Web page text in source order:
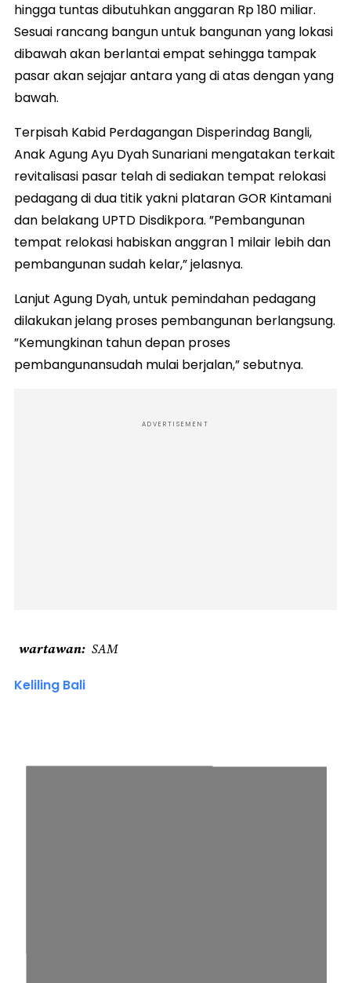
hingga tuntas dibutuhkan anggaran Rp 180 miliar.
Sesuai rancang bangun untuk bangunan yang lokasi
dibawah akan berlantai empat sehingga tampak
pasar akan sejajar antara yang di atas dengan yang
bawah.
Terpisah Kabid Perdagangan Disperindag Bangli,
Anak Agung Ayu Dyah Sunariani mengatakan terkait
revitalisasi pasar telah di sediakan tempat relokasi
pedagang di dua titik yakni plataran GOR Kintamani
dan belakang UPTD Disdikpora. ”Pembangunan
tempat relokasi habiskan anggran 1 milair lebih dan
pembangunan sudah kelar,” jelasnya.
Lanjut Agung Dyah, untuk pemindahan pedagang
dilakukan jelang proses pembangunan berlangsung.
”Kemungkinan tahun depan proses
pembangunansudah mulai berjalan,” sebutnya.
ADVERTISEMENT
wartawan SAM
Keliling Bali